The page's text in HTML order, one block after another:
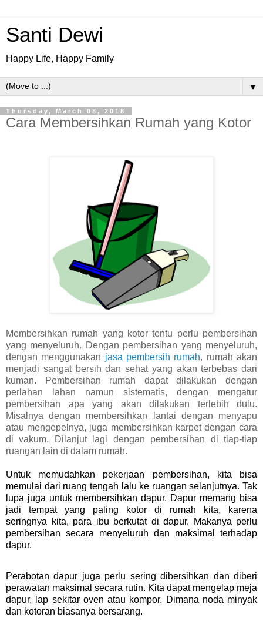
Santi Dewi
Happy Life, Happy Family
▼
Thursday, March 08, 2018
Cara Membersihkan Rumah yang Kotor
Membersihkan rumah yang kotor tentu perlu pembersihan
yang menyeluruh. Dengan pembersihan yang menyeluruh,
dengan menggunakan jasa pembersih rumah, rumah akan
menjadi sangat bersih dan sehat yang akan terbebas dari
kuman. Pembersihan rumah dapat dilakukan dengan
perlahan lahan namun sistematis, dengan mengatur
Misalnya dengan membersihkan lantai dengan menyapu
atau mengepelnya, juga membersihkan karpet dengan cara
di vakum. Dilanjut lagi dengan pembersihan di tiap-tiap
ruangan lain di dalam rumah.
Untuk memudahkan pekerjaan pembersihan, kita bisa
memulai dari ruang tengah lalu ke ruangan selanjutnya. Tak
lupa juga untuk membersihkan dapur. Dapur memang bisa
jadi tempat yang paling kotor di rumah kita, karena
seringnya kita, para ibu berkutat di dapur. Makanya perlu
pembersihan secara menyeluruh dan maksimal terhadap
dapur.
Perabotan dapur juga perlu sering dibersihkan dan diberi
perawatan maksimal secara rutin. Kita dapat mengelap meja
dapur, lap sekitar oven atau kompor. Dimana noda minyak
dan kotoran biasanya bersarang.